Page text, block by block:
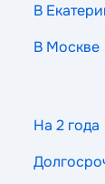
В
В Москве
На 2 года